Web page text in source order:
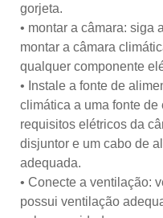
gorjeta.
• montar a câmara: siga
montar a câmara
qualquer componente
• Instale a fonte de
climática a uma fonte
requisitos elétricos da
disjuntor e um cabo de
adequada.
• Conecte a ventilação:
possui ventilação